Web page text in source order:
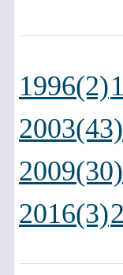
1996(2)
2003(43)
2009(30)
2016(3)